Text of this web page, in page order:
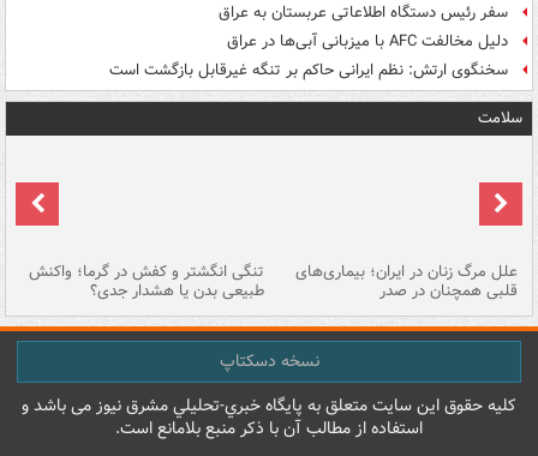
سفر رئیس دستگاه اطلاعاتی عربستان به عراق
دلیل مخالفت AFC با میزبانی آبی‌ها در عراق
سخنگوی ارتش: نظم ایرانی حاکم بر تنگه غیرقابل بازگشت است
سلامت
علل مرگ زنان در ایران؛ بیماری‌های
قلبی همچنان در صدر
تنگی انگشتر و کفش در گرما؛ واکنش
طبیعی بدن یا هشدار جدی؟
نسخه دسکتاپ
کليه حقوق اين سايت متعلق به پایگاه خبري-تحليلي مشرق نيوز می باشد و
استفاده از مطالب آن با ذکر منبع بلامانع است.